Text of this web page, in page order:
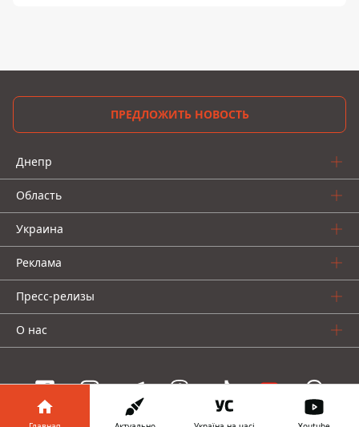
ПРЕДЛОЖИТЬ НОВОСТЬ
Днепр
Область
Украина
Реклама
Пресс-релизы
О нас